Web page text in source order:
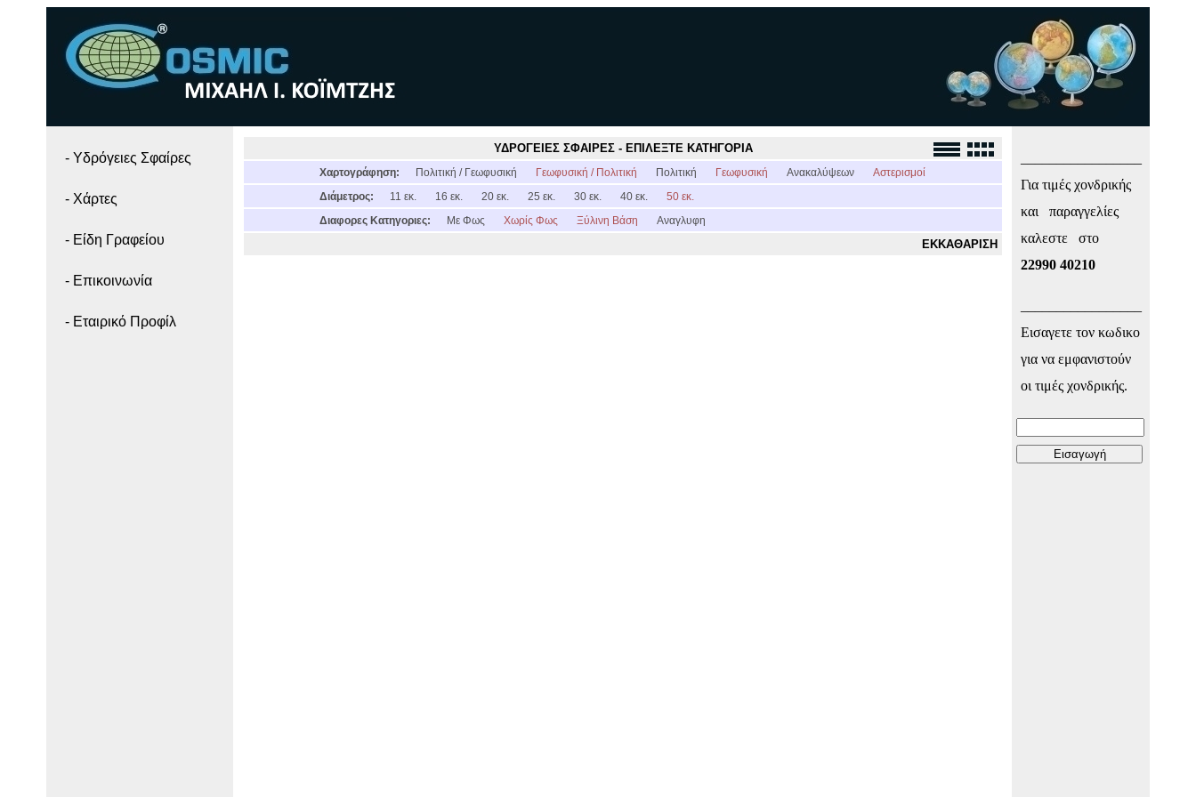
- Yδρόγειες Σφαίρες
- Χάρτες
- Είδη Γραφείου
- Επικοινωνία
- Εταιρικό Προφίλ
ΥΔΡΟΓΕΙΕΣ ΣΦΑΙΡΕΣ - ΕΠΙΛΕΞΤΕ ΚΑΤΗΓΟΡΙΑ
Χαρτογράφηση: Πολιτική / Γεωφυσική Γεωφυσική / Πολιτική Πολιτική Γεωφυσική Ανακαλύψεων
Αστερισμοί
Διάμετρος:
11 εκ. 16 εκ. 20 εκ. 25 εκ. 30 εκ. 40 εκ.
50 εκ.
Διαφορες Κατηγοριες:
Με Φως Χωρίς Φως Ξύλινη Βάση Αναγλυφη
ΕΚΚΑΘΑΡΙΣΗ
Για τιμές χονδρικής
και παραγγελίες
καλεστε στο
22990 40210
Εισαγετε τον κωδικο
για να εμφανιστούν
οι τιμές χονδρικής.